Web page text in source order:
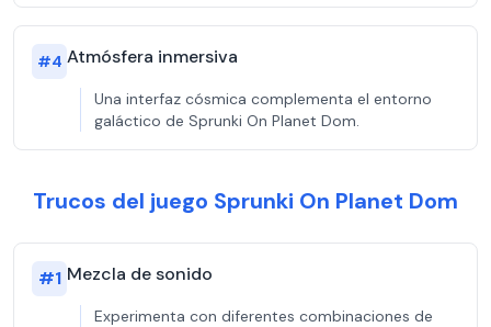
#4 Atmósfera inmersiva
Una interfaz cósmica complementa el entorno
galáctico de Sprunki On Planet Dom.
Trucos del juego Sprunki On Planet Dom
#1 Mezcla de sonido
Experimenta con diferentes combinaciones de